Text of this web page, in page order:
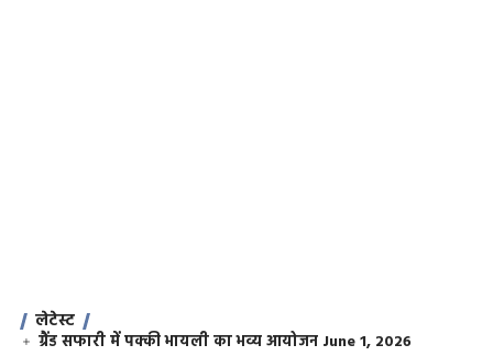
लेटेस्ट
ग्रैंड सफारी में पक्की भायली का भव्य आयोजन June 1, 2026